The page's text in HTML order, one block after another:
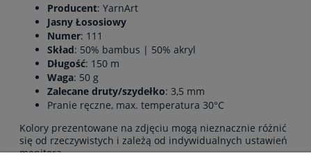
Producent: YarnArt
Jasny Łososiowy
Numer: 111
Skład: 50% bambus | 50% akryl
Długość: 150 m
Waga: 50 g
Zalecane druty/szydełko: 3,5 mm
Pranie ręczne, max. temperatura 30°C
Kolory prezentowane na zdjęciu mogą nieznacznie różnić
się od rzeczywistych i zależą od indywidualnych ustawień
monitora.